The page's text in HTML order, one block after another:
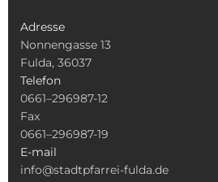
Adresse
Nonnengasse 13
Fulda, 36037
Telefon
0661–296987-12
Fax
0661–296987-19
E-mail
info@stadtpfarrei-fulda.de